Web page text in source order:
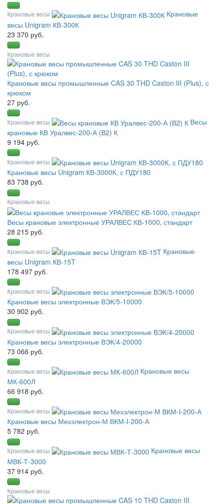
Крановые весы
Крановые
весы Unigram КВ-300К
23 370 руб.
Крановые весы
Крановые весы промышленные CAS 30 THD Caston III (Plus), с
крюком
27 руб.
Крановые весы
Весы
крановые КВ Уралвес-200-А (В2) К
9 194 руб.
Крановые весы
Крановые весы Unigram КВ-3000К, с ПДУ180
83 738 руб.
Крановые весы
Весы крановые электронные УРАЛВЕС КВ-1000, стандарт
28 215 руб.
Крановые весы
Крановые
весы Unigram КВ-15T
178 497 руб.
Крановые весы
Крановые весы электронные ВЭК/5-10000
30 902 руб.
Крановые весы
Крановые весы электронные ВЭК/4-20000
73 066 руб.
Крановые весы
Крановые весы
МК-600Л
66 918 руб.
Крановые весы
Крановые весы Мехэлектрон-М ВКМ-I-200-А
5 782 руб.
Крановые весы
Крановые весы
МВК-Т-3000
37 914 руб.
Крановые весы